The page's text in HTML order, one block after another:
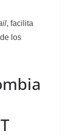
, facilita
los